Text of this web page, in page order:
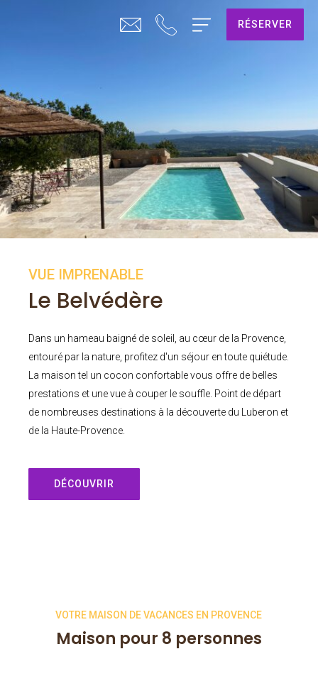
RÉSERVER
VUE IMPRENABLE
Le Belvédère
Dans un hameau baigné de soleil, au cœur de la Provence,
entouré par la nature, profitez d'un séjour en toute quiétude.
La maison tel un cocon confortable vous offre de belles
prestations et une vue à couper le souffle. Point de départ
de nombreuses destinations à la découverte du Luberon et
de la Haute-Provence.
DÉCOUVRIR
VOTRE MAISON DE VACANCES EN PROVENCE
Maison pour 8 personnes